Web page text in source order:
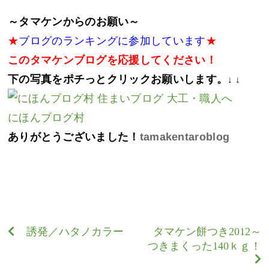
～タマケンからのお願い～
★ブログのランキングに参加しています★
このタマケンブログを応援してください！
下の写真をポチっとクリックお願いします。 ↓ ↓
にほんブログ村
ありがとうございました！tamakentaroblog
誘発／ハタノカラー
タマケン餅つき2012～
つきまくった140ｋｇ！